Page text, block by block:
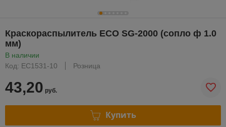
Краскораспылитель ECO SG-2000 (сопло ф 1.0
мм)
В наличии
Код: EC1531-10
Розница
43,20 руб.
Купить